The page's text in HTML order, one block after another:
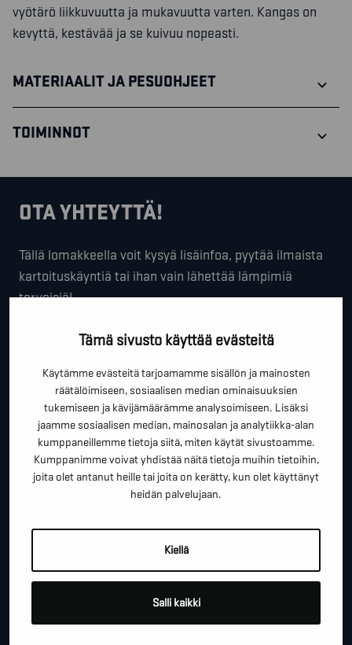
Tämä sivusto käyttää evästeitä
Käytämme evästeitä tarjoamamme sisällön ja mainosten
räätälöimiseen, sosiaalisen median ominaisuuksien
tukemiseen ja kävijämäärämme analysoimiseen. Lisäksi
jaamme sosiaalisen median, mainosalan ja analytiikka-alan
kumppaneillemme tietoja siitä, miten käytät sivustoamme.
Kumppanimme voivat yhdistää näitä tietoja muihin tietoihin,
joita olet antanut heille tai joita on kerätty, kun olet käyttänyt
heidän palvelujaan.
Kiellä
Salli kaikki
vyötärö liikkuvuutta ja mukavuutta varten. Kangas on
kevyttä, kestävää ja se kuivuu nopeasti.
MATERIAALIT JA PESUOHJEET
TOIMINNOT
OTA YHTEYTTÄ!
Tällä lomakkeella voit kysyä lisäinfoa, pyytää ilmaista
kartoituskäyntiä tai ihan vain lähettää lämpimiä
terveisiä!
" näyttää pakolliset kentät
ETUNIMI SUKUNIMI *
PUHELINNUMERO *
YRITYS